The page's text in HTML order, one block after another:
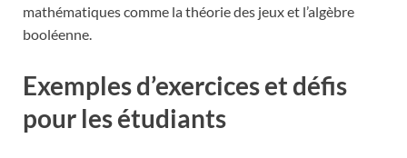
mathématiques comme la théorie des jeux et l’algèbre
booléenne.
Exemples d’exercices et défis
pour les étudiants